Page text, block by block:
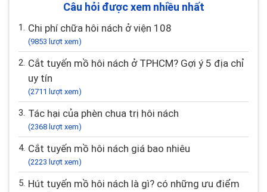
Câu hỏi được xem nhiều nhất
1. Chi phí chữa hôi nách ở viện 108
(9853 lượt xem)
2. Cắt tuyến mồ hôi nách ở TPHCM? Gợi ý 5 địa chỉ
uy tín
(2711 lượt xem)
3. Tác hại của phèn chua trị hôi nách
(2368 lượt xem)
4. Cắt tuyến mồ hôi nách giá bao nhiêu
(2223 lượt xem)
5. Hút tuyến mồ hôi nách là gì? có những ưu điểm